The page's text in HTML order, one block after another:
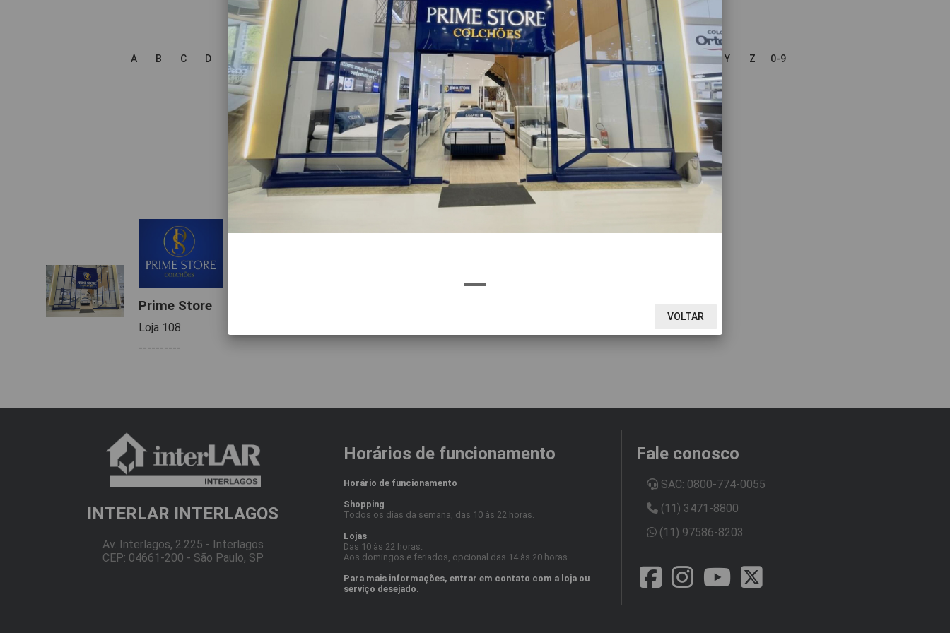
Ou encontre a loja pela letra inicial
A B C D E F H I J K L M N O P Q R S T U V X Y Z 0-9
VEJA O QUE ENCONTRAMOS
LOJAS
0
VITRINE
Prime Store
Loja 108
----------
INTERLAR INTERLAGOS
Av. Interlagos, 2.225 - Interlagos
CEP: 04661-200 - São Paulo, SP
Horários de funcionamento
Horário de funcionamento
Shopping
Todos os dias da semana, das 10 às 22 horas.
Lojas
Das 10 às 22 horas.
Aos domingos e feriados, opcional das 14 às 20 horas.
Para mais informações, entrar em contato com a loja ou
serviço desejado.
Fale conosco
SAC: 0800-774-0055
(11) 3471-8800
(11) 97586-8203
VOLTAR